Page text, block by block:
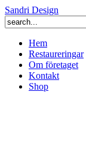
Sandri Design
Hem
Restaureringar
Om företaget
Kontakt
Shop